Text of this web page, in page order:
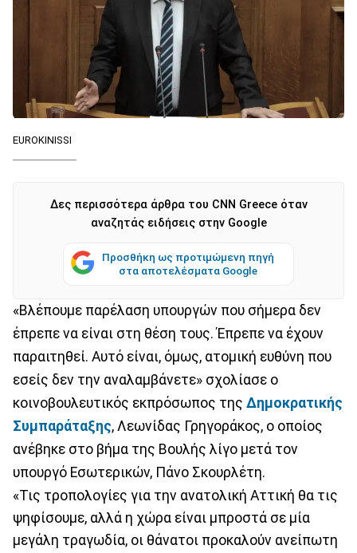
EUROKINISSI
Δες περισσότερα άρθρα του CNN Greece όταν
αναζητάς ειδήσεις στην Google
Προσθήκη ως προτιμώμενη πηγή
στα αποτελέσματα Google
«Βλέπουμε παρέλαση υπουργών που σήμερα δεν
έπρεπε να είναι στη θέση τους. Έπρεπε να έχουν
παραιτηθεί. Αυτό είναι, όμως, ατομική ευθύνη που
εσείς δεν την αναλαμβάνετε» σχολίασε ο
κοινοβουλευτικός εκπρόσωπος της Δημοκρατικής
Συμπαράταξης, Λεωνίδας Γρηγοράκος, ο οποίος
ανέβηκε στο βήμα της Βουλής λίγο μετά τον
υπουργό Εσωτερικών, Πάνο Σκουρλέτη.
«Τις τροπολογίες για την ανατολική Αττική θα τις
ψηφίσουμε, αλλά η χώρα είναι μπροστά σε μία
μεγάλη τραγωδία, οι θάνατοι προκαλούν ανείπωτη